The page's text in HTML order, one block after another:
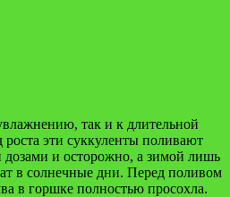
так и к длительной
эти суккуленты поливают
и осторожно, а зимой лишь
в солнечные дни. Перед поливом
в горшке полностью просохла.